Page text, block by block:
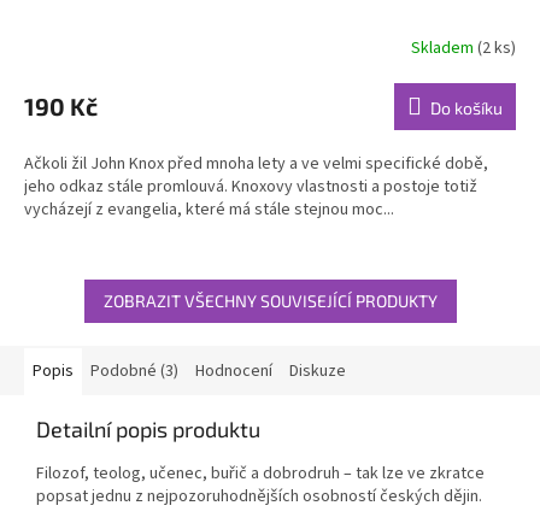
Skladem (2 ks)
190 Kč Do košíku
Ačkoli žil John Knox před mnoha lety a ve velmi specifické době,
jeho odkaz stále promlouvá. Knoxovy vlastnosti a postoje totiž
vycházejí z evangelia, které má stále stejnou moc...
ZOBRAZIT VŠECHNY SOUVISEJÍCÍ PRODUKTY
Popis Podobné (3) Hodnocení Diskuze
Detailní popis produktu
Filozof, teolog, učenec, buřič a dobrodruh – tak lze ve zkratce
popsat jednu z nejpozoruhodnějších osobností českých dějin.